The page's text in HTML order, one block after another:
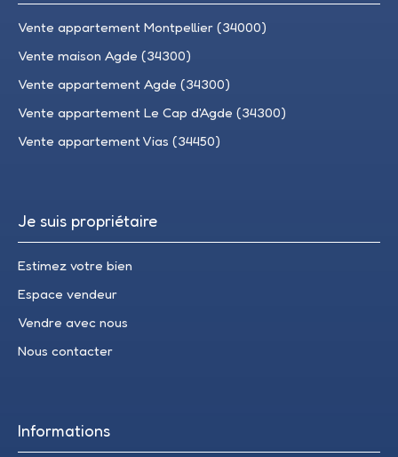
Vente appartement Montpellier (34000)
Vente maison Agde (34300)
Vente appartement Agde (34300)
Vente appartement Le Cap d'Agde (34300)
Vente appartement Vias (34450)
Je suis propriétaire
Estimez votre bien
Espace vendeur
Vendre avec nous
Nous contacter
Informations